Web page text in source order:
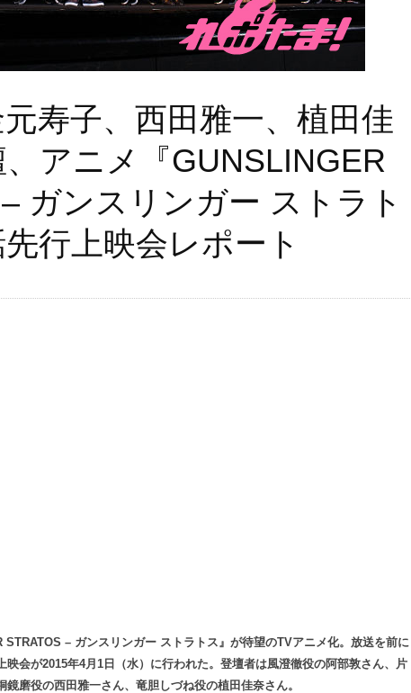
寿子、西田雅一、植田佳
アニメ『GUNSLINGER
ガンスリンガー ストラト
行上映会レポート
STRATOS – ガンスリンガー ストラトス』が待望のTVアニメ化。放送を前に
映会が2015年4月1日（水）に行われた。登壇者は風澄徹役の阿部敦さん、片
磨役の西田雅一さん、竜胆しづね役の植田佳奈さん。